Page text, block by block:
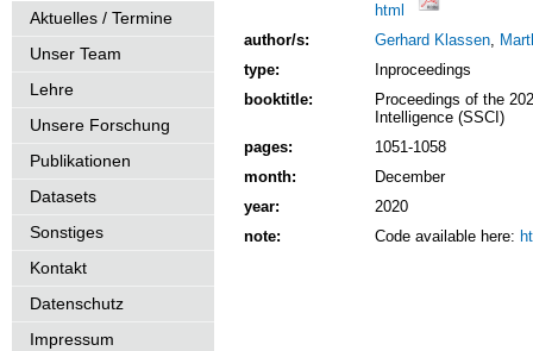
Aktuelles / Termine
Unser Team
Lehre
Unsere Forschung
Publikationen
Datasets
Sonstiges
Kontakt
Datenschutz
Impressum
html
author/s:
Gerhard Klassen,
type:
Inproceedings
booktitle:
Proceedings of the
Intelligence (SSCI)
pages:
1051-1058
month:
December
year:
2020
note:
Code available here: